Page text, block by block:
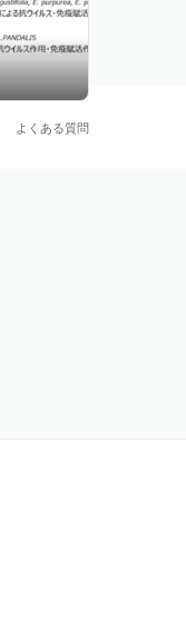
よくある質問